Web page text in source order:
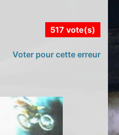
517 vote(s)
Voter pour cette erreur